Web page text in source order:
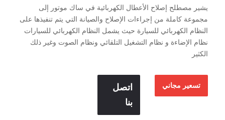
يشير مصطلح إصلاح الأعطال الكهربائية في ساك موتور إلى
مجموعة كاملة من إجراءات الإصلاح والصيانة التي يتم تنفيذها على
النظام الكهربائي للسيارة حيث يشمل النظام الكهربائي للسيارات
نظام الإضاءة و نظام التشغيل التلقائي ونظام الصوت وغير ذلك
الكثير
تسعير مجاني
اتصل
بنا